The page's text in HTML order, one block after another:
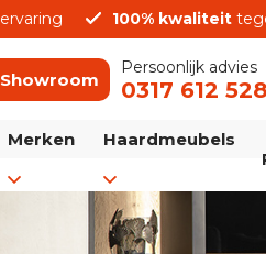
ervaring 100% kwaliteit
Showroom
Persoonlijk advies
0317 612 528
Merken
Haardmeubels